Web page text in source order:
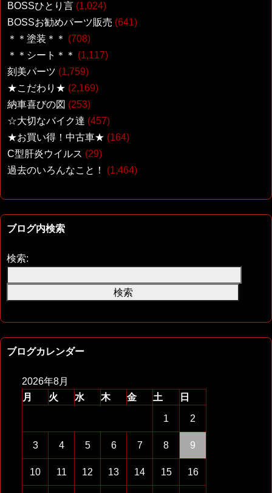
BOSSひとり言 (1,024)
BOSSお勧めパーツ販売 (641)
＊＊塗装＊＊ (708)
＊＊シート＊＊ (1,117)
刻美パーツ (1,759)
★こだわり★ (2,169)
納車喜びの図 (253)
☆大切なバイク達 (457)
★お買い得！中古車★ (164)
C型肝炎ウイルス (29)
過去のいろんなこと！
(1,464)
ブログ内検索
検索:
ブログカレンダー
2026年8月
月
火 水 木 金 土 日
1 2
3 4 5 6 7 8 9
10 11 12 13 14 15 16